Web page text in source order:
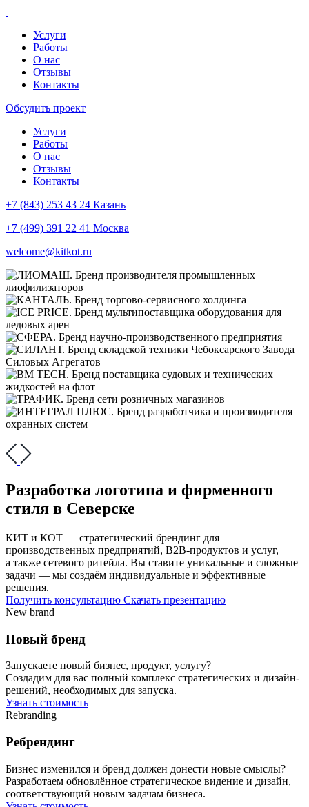
Услуги
Работы
О нас
Отзывы
Контакты
Обсудить проект
Услуги
Работы
О нас
Отзывы
Контакты
+7 (843) 253 43 24 Казань
+7 (499) 391 22 41 Москва
welcome@kitkot.ru
Разработка логотипа и фирменного
стиля в Северске
КИТ и КОТ — стратегический брендинг для
производственных предприятий, В2В-продуктов и услуг,
а также сетевого ритейла. Вы ставите уникальные и сложные
задачи — мы создаём индивидуальные и эффективные
решения.
Получить консультацию Скачать презентацию
New brand
Новый бренд
Запускаете новый бизнес, продукт, услугу?
Создадим для вас полный комплекс стратегических и дизайн-
решений, необходимых для запуска.
Узнать стоимость
Rebranding
Ребрендинг
Бизнес изменился и бренд должен донести новые смыслы?
Разработаем обновлённое стратегическое видение и дизайн,
соответствующий новым задачам бизнеса.